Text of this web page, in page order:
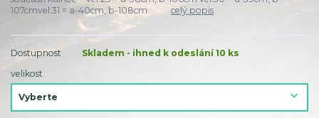
107cmvel.31 = a-40cm, b-108cmcelý popis
Dostupnost
Skladem - ihned k odeslání 10 ks
velikost